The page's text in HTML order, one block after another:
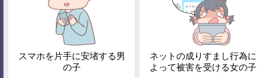
スマホを片手に安堵する男
の子
ネットの成りすまし行為に
よって被害を受ける女の子